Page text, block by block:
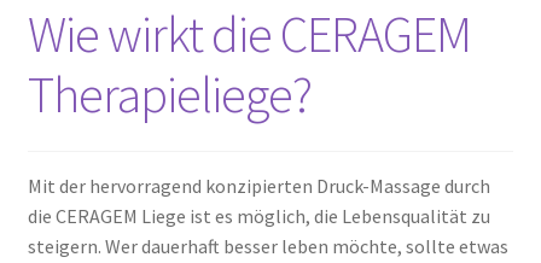
Wie wirkt die CERAGEM
Therapieliege?
Mit der hervorragend konzipierten Druck-Massage durch
die CERAGEM Liege ist es möglich, die Lebensqualität zu
steigern. Wer dauerhaft besser leben möchte, sollte etwas